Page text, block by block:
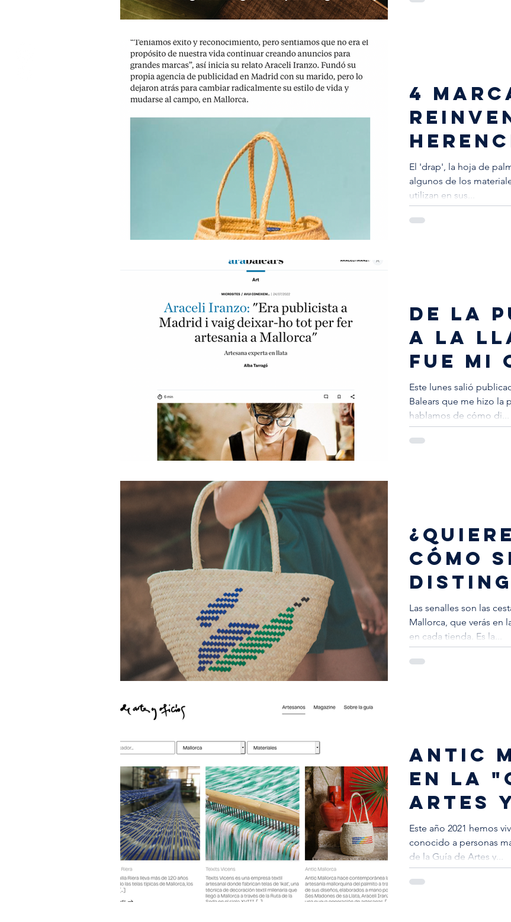
4
DE
El 'drap', la hoja de
algunos de los
utilizan en sus...
de la
a la
fue mi
vital
Este lunes salió
Balears que me hizo la
hablamos de cómo di...
CÓMO
EN
Las senalles son las
Mallorca, que verás en
en cada tienda. Es la...
ANTIC
EN LA
ARTES
Este año 2021 hemos
conocido a personas
de la Guía de Artes y...